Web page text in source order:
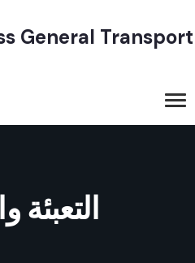
General